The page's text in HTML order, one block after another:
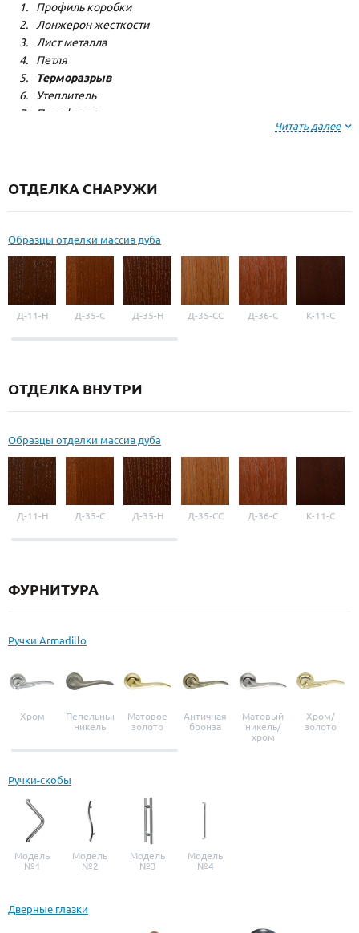
Профиль коробки
Лонжерон жесткости
Лист металла
Петля
Терморазрыв
Утеплитель
Пенофлекс
Резиновый уплотнитель
Читать далее
ОТДЕЛКА СНАРУЖИ
Образцы отделки массив дуба
Д-11-Н Д-35-С Д-35-Н Д-35-СС Д-36-С К-11-С
ОТДЕЛКА ВНУТРИ
Образцы отделки массив дуба
Д-11-Н Д-35-С Д-35-Н Д-35-СС Д-36-С К-11-С
ФУРНИТУРА
Ручки Armadillo
Хром
Пепельный
никель
Матовое
золото
Античная
бронза
Матовый
никель/
хром
Хром/
золото
Ручки-скобы
Модель
№1
Модель
№2
Модель
№3
Модель
№4
Дверные глазки